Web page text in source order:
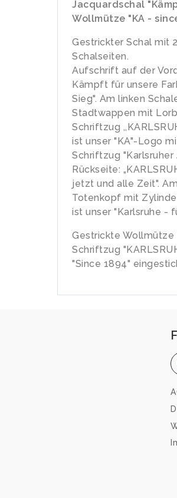
Jacquardschal
Wollmütze "KA -
Gestrickter Schal mit
Schalseiten.
Aufschrift auf der
Kämpft für unsere
Sieg". Am linken
Stadtwappen mit
Schriftzug
ist unser "KA"-Logo
Schriftzug "Karlsruher
Rückseite:
jetzt und alle Zeit".
Totenkopf mit
ist unser "Karlsruhe -
Gestrickte Wollmütze
Schriftzug
"Since 1894"